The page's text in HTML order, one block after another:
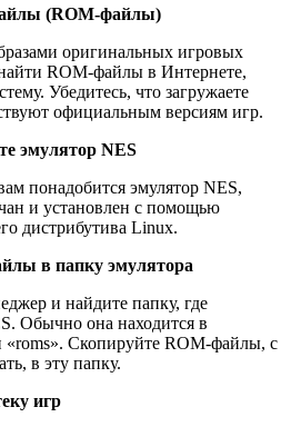
(ROM-файлы)
оригинальных игровых
ROM-файлы в Интернете,
Убедитесь, что загружаете
официальным версиям игр.
эмулятор NES
понадобится эмулятор NES,
и установлен с помощью
дистрибутива Linux.
в папку эмулятора
и найдите папку, где
Обычно она находится в
«roms». Скопируйте ROM-файлы, с
в эту папку.
игр